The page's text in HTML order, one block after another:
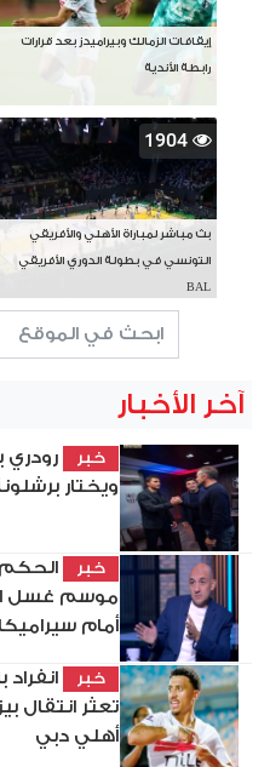
إيقافات الزمالك وبيراميدز بعد قرارات
رابطة الأندية
1904
بث مباشر لمباراة الأهلي والأفريقي
التونسي في بطولة الدوري الأفريقي
BAL
آخر الأخبار
خبر
ويختار
خبر
موسم غسل
أمام
خبر
تعثر انتقال
أهلي دبي